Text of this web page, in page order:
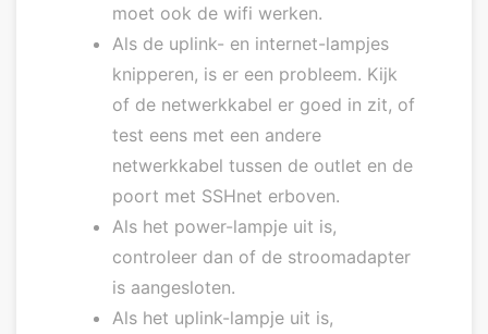
moet ook de wifi werken.
Als de uplink- en internet-lampjes
knipperen, is er een probleem. Kijk
of de netwerkkabel er goed in zit, of
test eens met een andere
netwerkkabel tussen de outlet en de
poort met SSHnet erboven.
Als het power-lampje uit is,
controleer dan of de stroomadapter
is aangesloten.
Als het uplink-lampje uit is,